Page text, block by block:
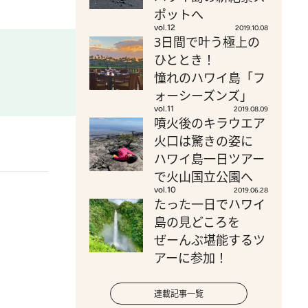
ポットへ
vol.12 2019.10.08
3日間で叶う極上の
ひととき！
憧れのハワイ島「フ
ォーシーズンズ」
vol.11 2019.08.09
噴火後のキラウエア
火口は驚きの姿に
ハワイ島一日ツアー
で火山国立公園へ
vol.10 2019.06.28
たった一日でハワイ
島の見どころを
ぜーんぶ堪能するツ
アーに参加！
連載記事一覧